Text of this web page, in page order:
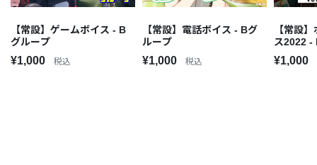
【常設】ゲームボイス - B
グループ
¥1,000 税込
【常設】電話ボイス - Bグ
ループ
¥1,000 税込
【常設
ス2022 -
¥1,000